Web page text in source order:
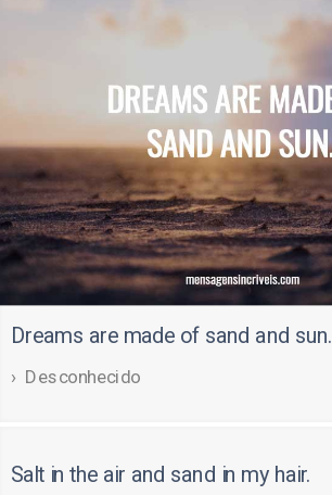
Dreams are made of sand and sun.
Desconhecido
Salt in the air and sand in my hair.